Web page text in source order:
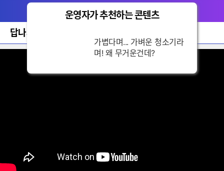
다
와
홈
답나와
운영자가 추천하는 콘텐츠
가볍다며... 가벼운 청소기라
며! 왜 무거운건데?